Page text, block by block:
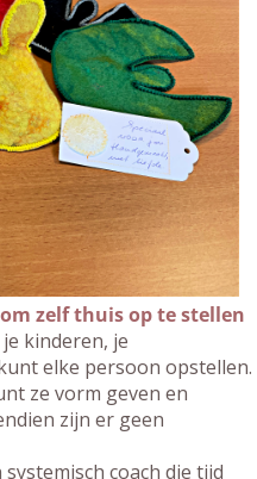
zelf thuis op te stellen
kinderen, je
elke persoon opstellen.
ze vorm geven en
zijn er geen
coach die tijd